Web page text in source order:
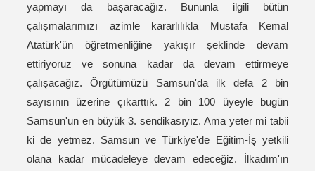
yapmayı da başaracağız. Bununla ilgili bütün
çalışmalarımızı azimle kararlılıkla Mustafa Kemal
Atatürk'ün öğretmenliğine yakışır şeklinde devam
ettiriyoruz ve sonuna kadar da devam ettirmeye
çalışacağız. Örgütümüzü Samsun'da ilk defa 2 bin
sayısının üzerine çıkarttık. 2 bin 100 üyeyle bugün
Samsun'un en büyük 3. sendikasıyız. Ama yeter mi tabii
ki de yetmez. Samsun ve Türkiye'de Eğitim-İş yetkili
olana kadar mücadeleye devam edeceğiz. İlkadım'ın